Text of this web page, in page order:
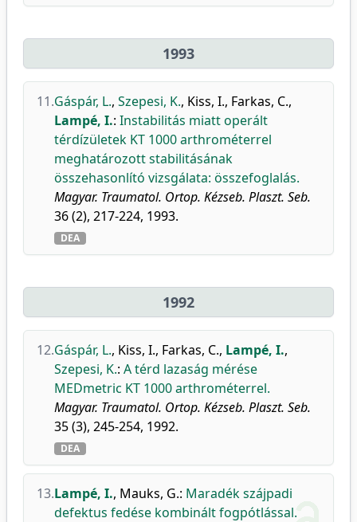
1993
11.Gáspár, L., Szepesi, K., Kiss, I., Farkas, C.,
Lampé, I.: Instabilitás miatt operált
térdízületek KT 1000 arthrométerrel
meghatározott stabilitásának
összehasonlító vizsgálata: összefoglalás.
Magyar. Traumatol. Ortop. Kézseb. Plaszt. Seb.
36 (2), 217-224, 1993.
DEA
1992
12.Gáspár, L., Kiss, I., Farkas, C., Lampé, I.,
Szepesi, K.: A térd lazaság mérése
MEDmetric KT 1000 arthrométerrel.
Magyar. Traumatol. Ortop. Kézseb. Plaszt. Seb.
35 (3), 245-254, 1992.
DEA
13.Lampé, I., Mauks, G.: Maradék szájpadi
defektus fedése kombinált fogpótlással.